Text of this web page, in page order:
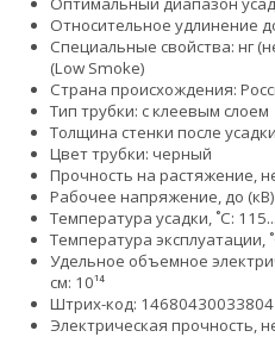
Относительное удлинение
Специальные свойства: нг
(Low Smoke)
Страна происхождения:
Тип трубки: с клеевым слоем
Толщина стенки после
Цвет трубки: черный
Прочность на растяжение,
Рабочее напряжение, до
Температура усадки, ˚С:
Температура эксплуатации,
Удельное объемное
см: 10¹⁴
Штрих-код: 14680430033804
Электрическая прочность,